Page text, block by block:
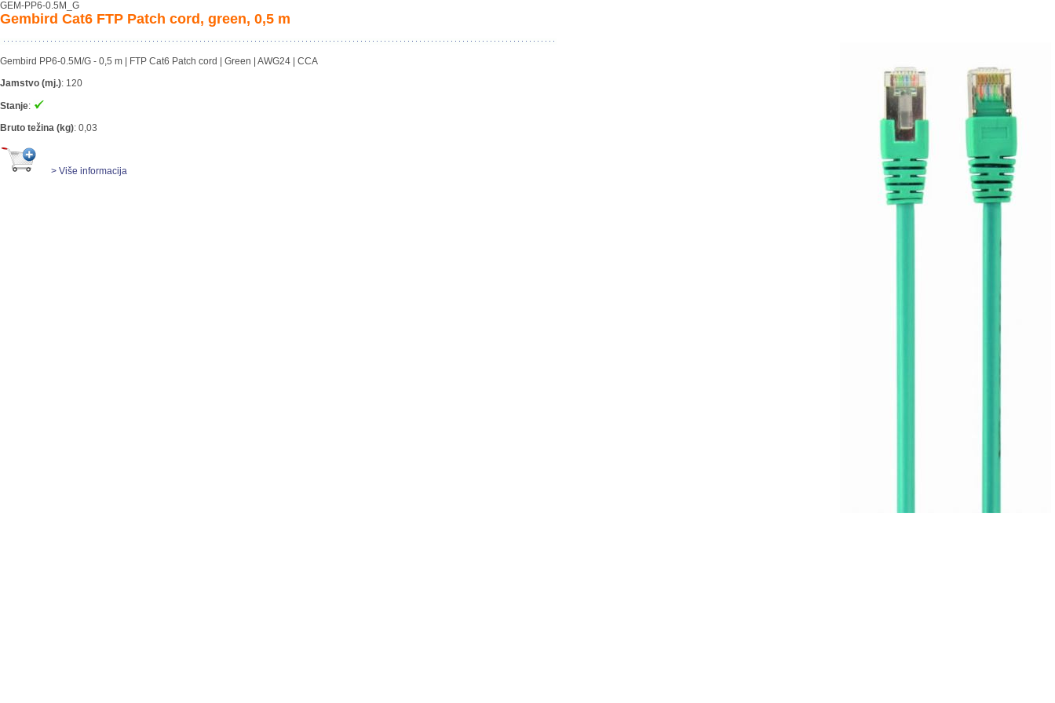
GEM-PP6-0.5M_G
Gembird Cat6 FTP Patch cord, green, 0,5 m
Gembird PP6-0.5M/G - 0,5 m | FTP Cat6 Patch cord | Green | AWG24 | CCA
Jamstvo (mj.): 120
Stanje:
Bruto težina (kg): 0,03
> Više informacija